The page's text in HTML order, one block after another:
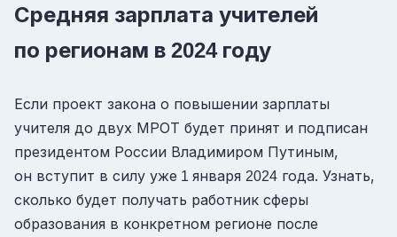
Средняя зарплата учителей
по регионам в 2024году
Если проект закона о повышении зарплаты
учителя до двух МРОТ будет принят и подписан
президентом России Владимиром Путиным,
он вступит в силу уже 1 января 2024 года. Узнать,
сколько будет получать работник сферы
образования в конкретном регионе после